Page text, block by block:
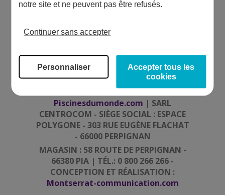
Piscinesdumonde.com | SARL
CENTROCOM - SIÈGE SOCIAL : ESPACE
POLYGONE - 303 RUE EUGÈNE FLACHAT
- 66000 PERPIGNAN
MAGASIN : 58 ROUTE DE PERPIGNAN -
66380 PIA | TÉL.: 0 800 266 266 -
CONCEPTION ET RÉALISATION :
Montserrat-communication.com
notre site et ne peuvent pas être refusés.
Continuer sans accepter
Personnaliser
Accepter tous les
cookies